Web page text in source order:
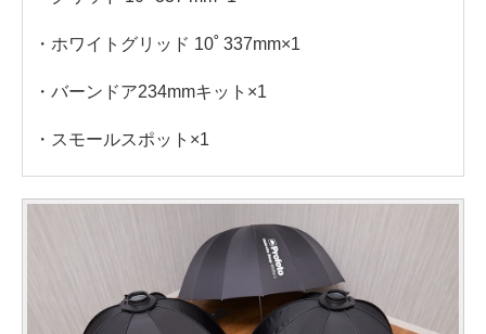
・ホワイトグリッド 10˚ 337mm×1
・バーンドア234mmキット×1
・スモールスポット×1